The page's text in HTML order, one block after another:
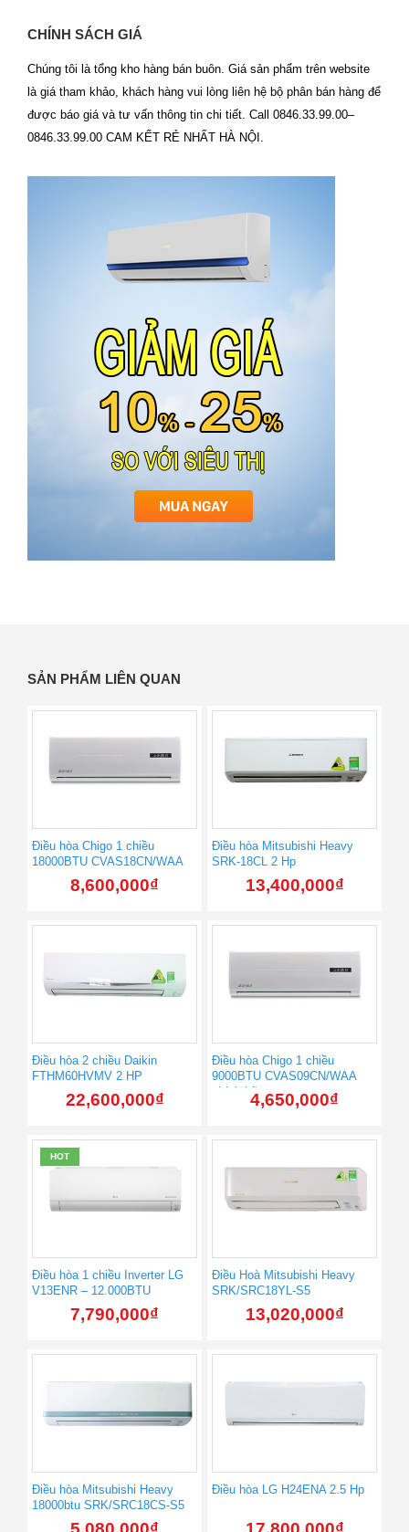
CHÍNH SÁCH GIÁ
Chúng tôi là tổng kho hàng bán buôn. Giá sản phẩm trên website
là giá tham khảo, khách hàng vui lòng liên hệ bộ phân bán hàng để
được báo giá và tư vấn thông tin chi tiết. Call 0846.33.99.00–
0846.33.99.00 CAM KẾT RẺ NHẤT HÀ NỘI.
SẢN PHẨM LIÊN QUAN
Điều hòa Chigo 1 chiều
18000BTU CVAS18CN/WAA
8,600,000₫
Điều hòa Mitsubishi Heavy
SRK-18CL 2 Hp
13,400,000₫
Điều hòa 2 chiều Daikin
FTHM60HVMV 2 HP
22,600,000₫
Điều hòa Chigo 1 chiều
9000BTU CVAS09CN/WAA
chính hãng4,650,000₫
HOT
Điều hòa 1 chiều Inverter LG
V13ENR – 12.000BTU
7,790,000₫
Điều Hoà Mitsubishi Heavy
SRK/SRC18YL-S5
13,020,000₫
Điều hòa Mitsubishi Heavy
18000btu SRK/SRC18CS-S5
Điều hòa LG H24ENA 2.5 Hp